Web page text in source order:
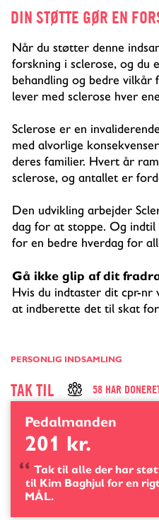
DIN STØTTE GØR EN
Når du støtter denne
forskning i sclerose, og du
behandling og bedre vilkår
lever med sclerose hver
Sclerose er en
med alvorlige
deres familier. Hvert år
sclerose, og antallet er
Den udvikling arbejder
dag for at stoppe. Og
for en bedre hverdag for
Gå ikke glip af dit
Hvis du indtaster dit cpr-
at indberette det til skat
PERSONLIG INDSAMLING
TAKTIL 58 HAR
Pedalmanden
201 kr.
Tak til alle der har
til Kim Baghjul for en
MÅL.